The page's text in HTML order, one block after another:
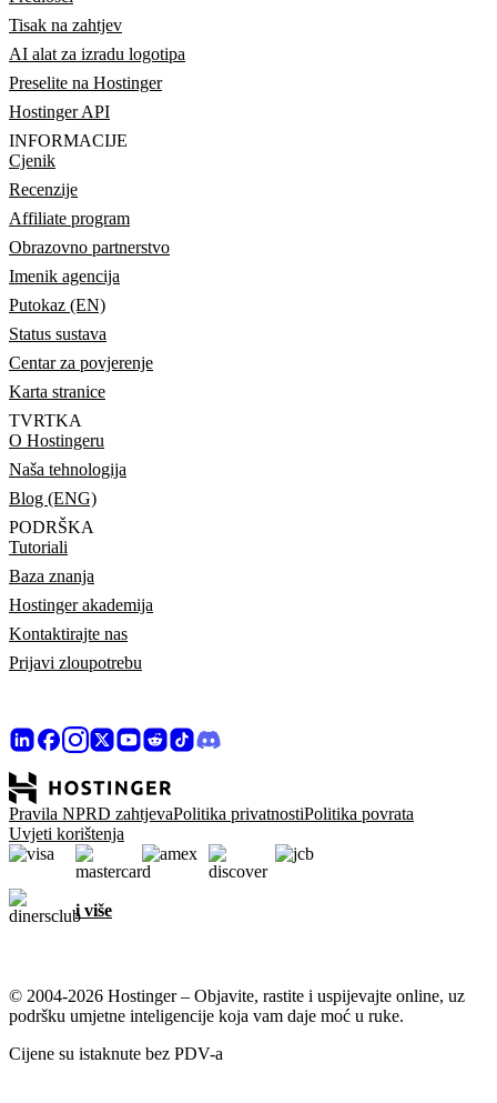
Tisak na zahtjev
AI alat za izradu logotipa
Preselite na Hostinger
Hostinger API
INFORMACIJE
Cjenik
Recenzije
Affiliate program
Obrazovno partnerstvo
Imenik agencija
Putokaz (EN)
Status sustava
Centar za povjerenje
Karta stranice
TVRTKA
O Hostingeru
Naša tehnologija
Blog (ENG)
PODRŠKA
Tutoriali
Baza znanja
Hostinger akademija
Kontaktirajte nas
Prijavi zloupotrebu
Pravila NPRD zahtjevaPolitika privatnostiPolitika povrata
Uvjeti korištenja
i više
© 2004-2026 Hostinger – Objavite, rastite i uspijevajte online, uz
podršku umjetne inteligencije koja vam daje moć u ruke.
Cijene su istaknute bez PDV-a